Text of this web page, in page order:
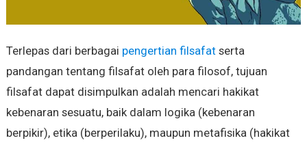
Terlepas dari berbagai pengertian filsafatserta
pandangan tentang filsafat oleh para filosof, tujuan
filsafat dapat disimpulkan adalah mencari hakikat
kebenaran sesuatu, baik dalam logika (kebenaran
berpikir), etika (berperilaku), maupun metafisika (hakikat